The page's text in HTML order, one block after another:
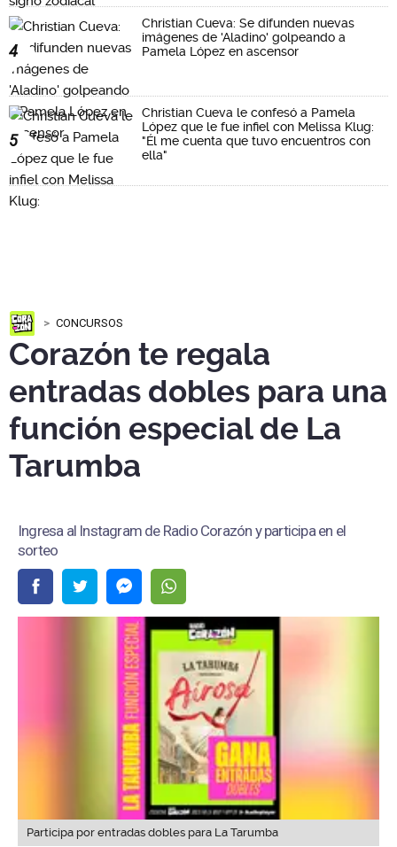
4
Christian Cueva: Se difunden nuevas
imágenes de 'Aladino' golpeando a
Pamela López en ascensor
5
Christian Cueva le confesó a Pamela
López que le fue infiel con Melissa Klug:
"Él me cuenta que tuvo encuentros con
ella"
CONCURSOS
Corazón te regala
entradas dobles para una
función especial de La
Tarumba
Ingresa al Instagram de Radio Corazón y participa en el
sorteo
Participa por entradas dobles para La Tarumba